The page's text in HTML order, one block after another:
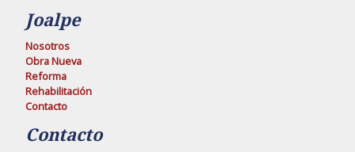
Joalpe
Nosotros
Obra Nueva
Reforma
Rehabilitación
Contacto
Contacto